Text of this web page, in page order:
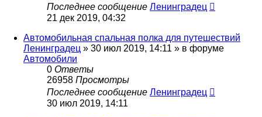
Последнее сообщение Ленинградец
21 дек 2019, 04:32
Автомобильная спальная полка для путешествий
Ленинградец » 30 июл 2019, 14:11 » в форуме
Автомобили
0 Ответы
26958 Просмотры
Последнее сообщение Ленинградец
30 июл 2019, 14:11